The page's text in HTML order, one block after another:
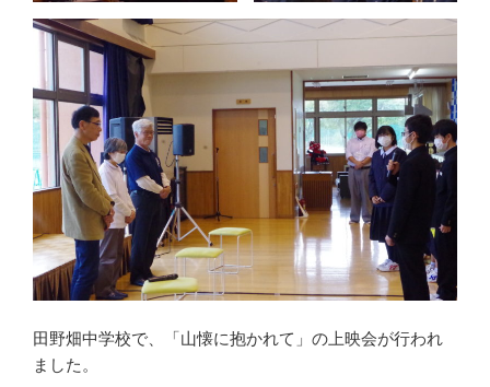
田野畑中学校で、「山懐に抱かれて」の上映会が行われ
ました。